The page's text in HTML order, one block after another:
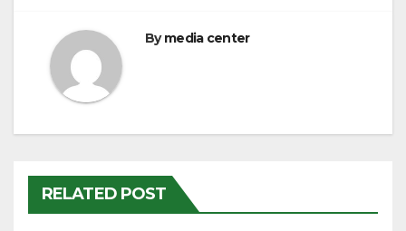
Bymedia center
RELATED POST